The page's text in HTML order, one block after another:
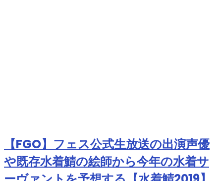
【FGO】フェス公式生放送の出演声優
や既存水着鯖の絵師から今年の水着サ